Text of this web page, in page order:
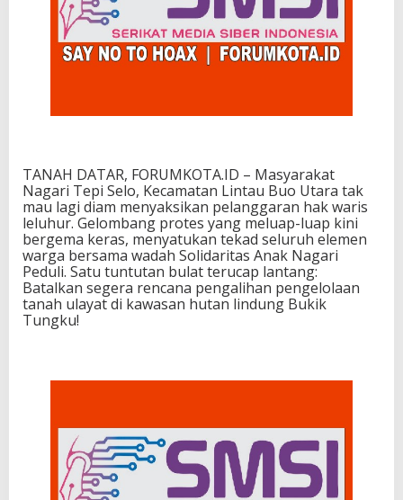
TANAH DATAR, FORUMKOTA.ID – Masyarakat
Nagari Tepi Selo, Kecamatan Lintau Buo Utara tak
mau lagi diam menyaksikan pelanggaran hak waris
leluhur. Gelombang protes yang meluap-luap kini
bergema keras, menyatukan tekad seluruh elemen
warga bersama wadah Solidaritas Anak Nagari
Peduli. Satu tuntutan bulat terucap lantang:
Batalkan segera rencana pengalihan pengelolaan
tanah ulayat di kawasan hutan lindung Bukik
Tungku!